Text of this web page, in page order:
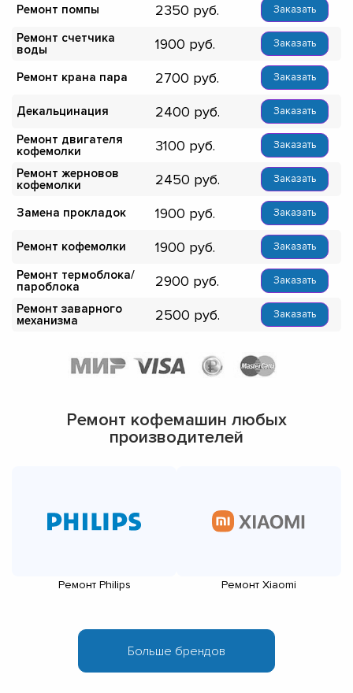
Ремонт помпы 2350 Заказать
Ремонт счетчика
воды
1900 Заказать
Ремонт крана пара 2700 Заказать
Декальцинация 2400 Заказать
Ремонт двигателя
кофемолки
3100 Заказать
Ремонт жерновов
кофемолки
2450 Заказать
Замена прокладок 1900 Заказать
Ремонт кофемолки 1900 Заказать
Ремонт термоблока/
пароблока
2900 Заказать
Ремонт заварного
механизма
2500 Заказать
Ремонт кофемашин любых
производителей
Ремонт Philips Ремонт Xiaomi